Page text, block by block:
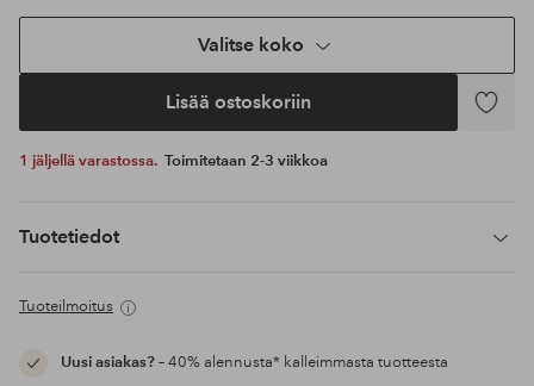
Valitse koko
Lisää ostoskoriin
Lisää
1 jäljellä varastossa. Toimitetaan 2-3 viikkoa
Tuotetiedot
Tuoteilmoitus
Uusi asiakas?– 40% alennusta* kalleimmasta tuotteesta